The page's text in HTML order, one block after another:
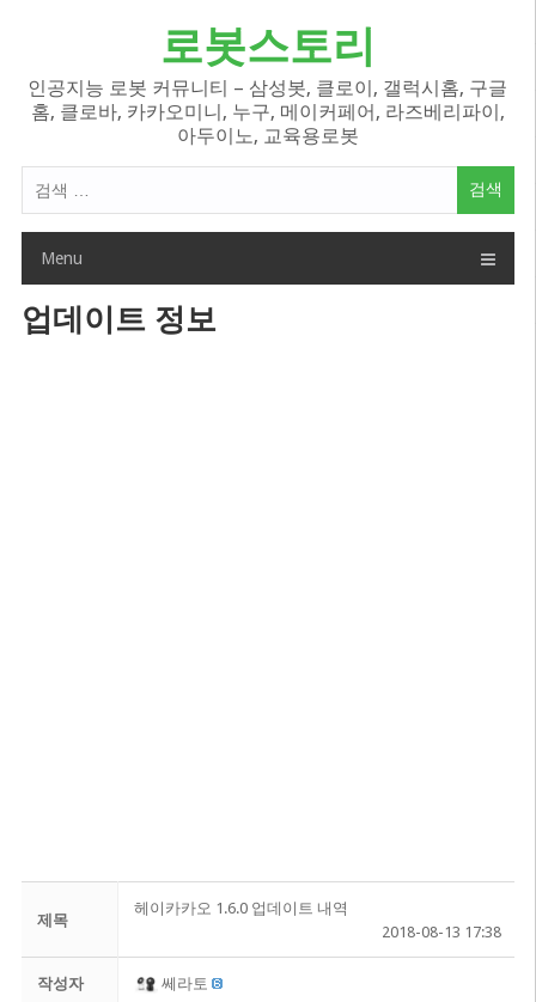
로봇스토리
인공지능 로봇 커뮤니티 – 삼성봇, 클로이, 갤럭시홈, 구글
홈, 클로바, 카카오미니, 누구, 메이커페어, 라즈베리파이,
아두이노, 교육용로봇
색
Menu
업데이트 정보
제목
헤이카카오 1.6.0 업데이트 내역
2018-08-13 17:38
작성자 쎄라토